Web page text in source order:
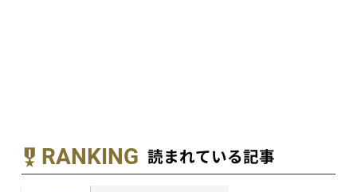
RANKING 読まれている記事